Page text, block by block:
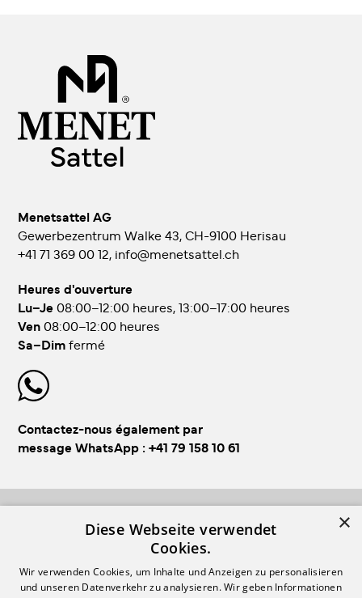
Menetsattel AG
Gewerbezentrum Walke 43, CH-9100 Herisau
+41 71 369 00 12, info@menetsattel.ch
Heures d'ouverture
Lu–Je 08:00–12:00 heures, 13:00–17:00 heures
Ven08:00–12:00 heures
Sa–Dimfermé
Contactez-nous également par
message WhatsApp : +41 79 158 10 61
FOLLOW US! ×
Diese Webseite verwendet
Cookies.
Wir verwenden Cookies, um Inhalte und Anzeigen zu personalisieren
und unseren Datenverkehr zu analysieren. Wir geben Informationen